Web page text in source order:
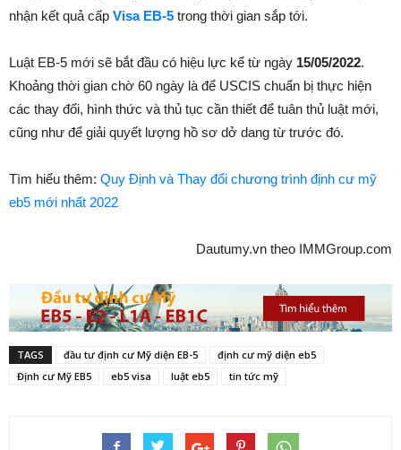
nhận kết quả cấp Visa EB-5 trong thời gian sắp tới.
Luật EB-5 mới sẽ bắt đầu có hiệu lực kể từ ngày 15/05/2022.
Khoảng thời gian chờ 60 ngày là để USCIS chuẩn bị thực hiện
các thay đổi, hình thức và thủ tục cần thiết để tuân thủ luật mới,
cũng như để giải quyết lượng hồ sơ dở dang từ trước đó.
Tìm hiểu thêm: Quy Định và Thay đổi chương trình định cư mỹ
eb5 mới nhất 2022
Dautumy.vn theo IMMGroup.com
TAGS đầu tư định cư Mỹ diện EB-5
định cư mỹ diện eb5
Định cư Mỹ EB5
eb5 visa luật eb5 tin tức mỹ